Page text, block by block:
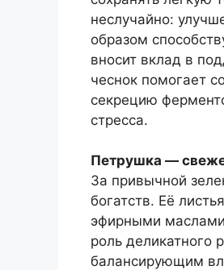
неслучайно:
образом
вносит вклад в
чеснок помогает
секрецию
стресса.
Петрушка —
За привычной
богатств. Её
эфирными
роль деликатного
балансирующим